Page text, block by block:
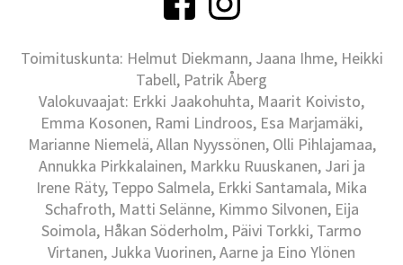
Toimituskunta: Helmut Diekmann, Jaana Ihme, Heikki
Tabell, Patrik Åberg
Valokuvaajat: Erkki Jaakohuhta, Maarit Koivisto,
Emma Kosonen, Rami Lindroos, Esa Marjamäki,
Marianne Niemelä, Allan Nyyssönen, Olli Pihlajamaa,
Annukka Pirkkalainen, Markku Ruuskanen, Jari ja
Irene Räty, Teppo Salmela, Erkki Santamala, Mika
Schafroth, Matti Selänne, Kimmo Silvonen, Eija
Soimola, Håkan Söderholm, Päivi Torkki, Tarmo
Virtanen, Jukka Vuorinen, Aarne ja Eino Ylönen